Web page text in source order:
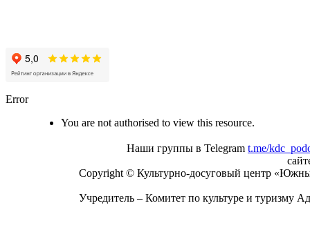
Error
You are not authorised to view this resource.
Наши группы в Telegram t.me/
Copyright © Культурно-досуговый центр
Учредитель – Комитет по культуре и туризму